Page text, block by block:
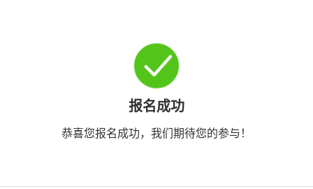
报名成功
恭喜您报名成功，我们期待您的参与！